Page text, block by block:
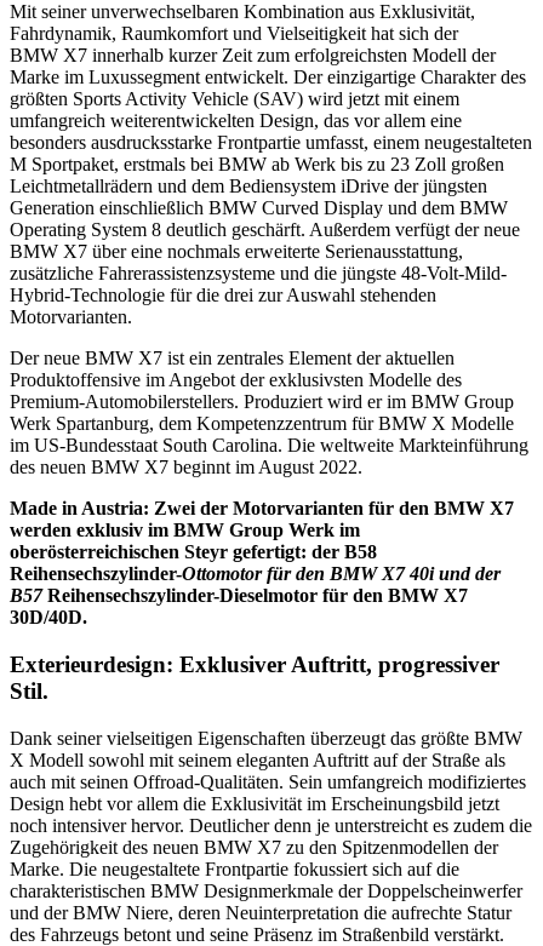
Mit seiner unverwechselbaren Kombination aus Exklusivität,
Fahrdynamik, Raumkomfort und Vielseitigkeit hat sich der
BMW X7 innerhalb kurzer Zeit zum erfolgreichsten Modell der
Marke im Luxussegment entwickelt. Der einzigartige Charakter des
größten Sports Activity Vehicle (SAV) wird jetzt mit einem
umfangreich weiterentwickelten Design, das vor allem eine
besonders ausdrucksstarke Frontpartie umfasst, einem neugestalteten
M Sportpaket, erstmals bei BMW ab Werk bis zu 23 Zoll großen
Leichtmetallrädern und dem Bediensystem iDrive der jüngsten
Generation einschließlich BMW Curved Display und dem BMW
Operating System 8 deutlich geschärft. Außerdem verfügt der neue
BMW X7 über eine nochmals erweiterte Serienausstattung,
zusätzliche Fahrerassistenzsysteme und die jüngste 48-Volt-Mild-
Hybrid-Technologie für die drei zur Auswahl stehenden
Motorvarianten.
Der neue BMW X7 ist ein zentrales Element der aktuellen
Produktoffensive im Angebot der exklusivsten Modelle des
Premium-Automobilerstellers. Produziert wird er im BMW Group
Werk Spartanburg, dem Kompetenzzentrum für BMW X Modelle
im US-Bundesstaat South Carolina. Die weltweite Markteinführung
des neuen BMW X7 beginnt im August 2022.
Made in Austria: Zwei der Motorvarianten für den BMW X7
werden exklusiv im BMW Group Werk im
oberösterreichischen Steyr gefertigt: der B58
Reihensechszylinder-Ottomotor für den BMW X7 40i und der
B57Reihensechszylinder-Dieselmotor für den BMW X7
30D/40D.
Exterieurdesign: Exklusiver Auftritt, progressiver
Stil.
Dank seiner vielseitigen Eigenschaften überzeugt das größte BMW
X Modell sowohl mit seinem eleganten Auftritt auf der Straße als
auch mit seinen Offroad-Qualitäten. Sein umfangreich modifiziertes
Design hebt vor allem die Exklusivität im Erscheinungsbild jetzt
noch intensiver hervor. Deutlicher denn je unterstreicht es zudem die
Zugehörigkeit des neuen BMW X7 zu den Spitzenmodellen der
Marke. Die neugestaltete Frontpartie fokussiert sich auf die
charakteristischen BMW Designmerkmale der Doppelscheinwerfer
und der BMW Niere, deren Neuinterpretation die aufrechte Statur
des Fahrzeugs betont und seine Präsenz im Straßenbild verstärkt.